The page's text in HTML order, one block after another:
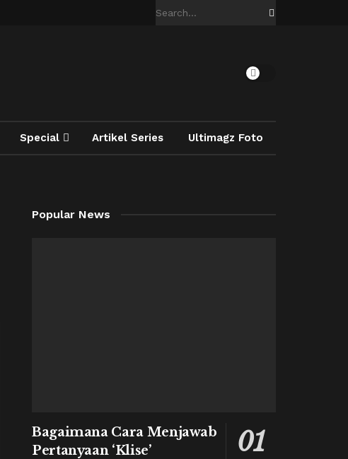
Special Artikel Series Ultimagz Foto
Popular News
Bagaimana Cara Menjawab
Pertanyaan ‘Klise’